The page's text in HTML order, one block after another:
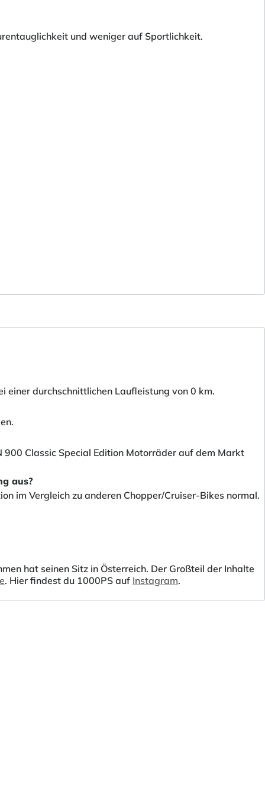
und weniger auf Sportlichkeit.
einer durchschnittlichen Laufleistung von 0 km.
Classic Special Edition Motorräder auf dem Markt
aus?
im Vergleich zu anderen Chopper/Cruiser-Bikes normal.
hat seinen Sitz in Österreich. Der Großteil der Inhalte
. Hier findest du 1000PS auf Instagram.